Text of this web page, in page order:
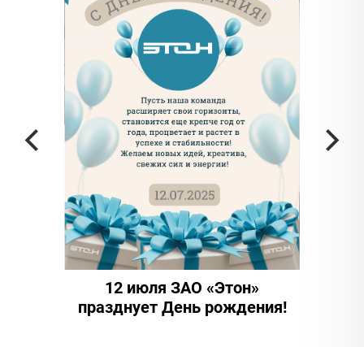
12 июля ЗАО «Этон»
празднует День рождения!